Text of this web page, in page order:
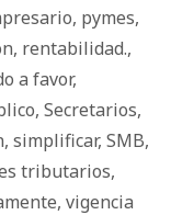
, pymes,
, rentabilidad.,
a favor,
, Secretarios,
, simplificar, SMB,
tributarios,
, vigencia